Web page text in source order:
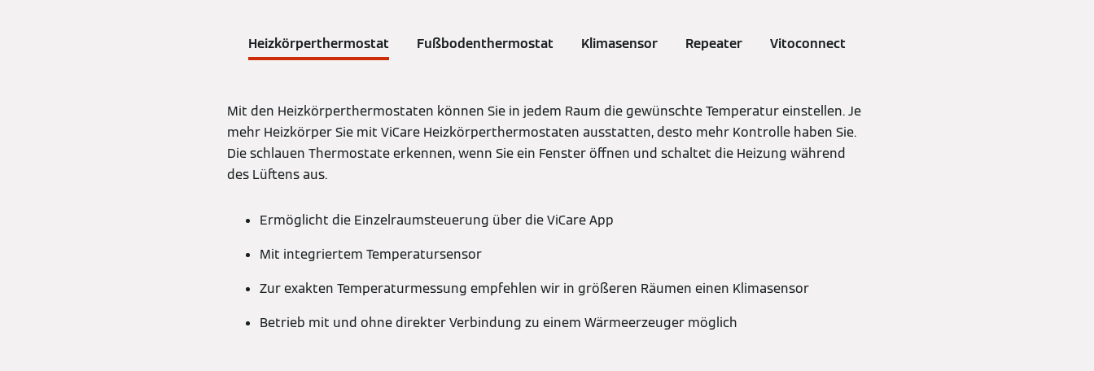
Heizkörperthermostat Fußbodenthermostat Klimasensor Repeater Vitoconnect
Mit den Heizkörperthermostaten können Sie in jedem Raum die gewünschte Temperatur einstellen. Je
mehr Heizkörper Sie mit ViCare Heizkörperthermostaten ausstatten, desto mehr Kontrolle haben Sie.
Die schlauen Thermostate erkennen, wenn Sie ein Fenster öffnen und schaltet die Heizung während
des Lüftens aus.
Ermöglicht die Einzelraumsteuerung über die ViCare App
Mit integriertem Temperatursensor
Zur exakten Temperaturmessung empfehlen wir in größeren Räumen einen Klimasensor
Betrieb mit und ohne direkter Verbindung zu einem Wärmeerzeuger möglich